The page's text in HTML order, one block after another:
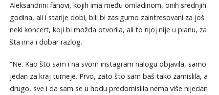
Aleksandrini fanovi, kojih ima među omladinom, onih srednjih
godina, ali i starije dobi, bili bi zasigurno zaintresovani za još
neki koncert, koji bi možda otvorila, ali to njoj nije u planu, za
šta ima i dobar razlog.
“Ne. Kao što sam i na svom instagram nalogu objavila, samo
jedan za kraj turneje. Prvo, zato što sam baš tako zamislila, a
drugo, sve i da sam se u hodu predomislila nema više nijedan